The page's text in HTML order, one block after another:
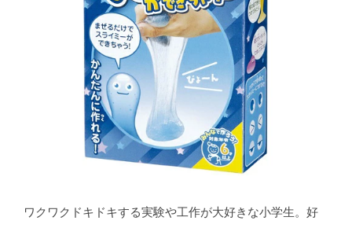
ワクワクドキドキする実験や工作が大好きな小学生。好